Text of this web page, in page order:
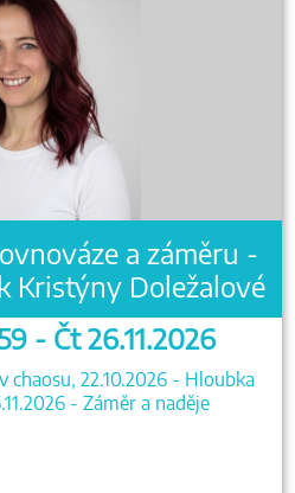
a záměru -
Kristýny Doležalové
- Čt 26.11.2026
chaosu, 22.10.2026 - Hloubka
- Záměr a naděje